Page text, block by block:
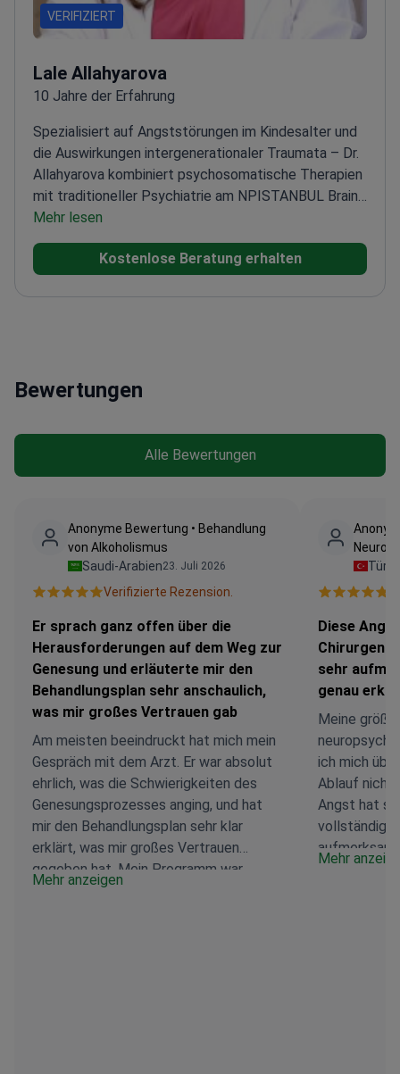
VERIFIZIERT
Lale Allahyarova
10 Jahre der Erfahrung
Spezialisiert auf Angststörungen im Kindesalter und
die Auswirkungen intergenerationaler Traumata – Dr.
Allahyarova kombiniert psychosomatische Therapien
mit traditioneller Psychiatrie am NPISTANBUL Brain
Hospital. Fachärztin für Kinderpsychiatrie seit
2020Expertin für Autismus-Spektrum-Störung und
Erfahren in kognitiver Verhaltenstherapie und
Essstörungen
Mehr lesen
Kostenlose Beratung erhalten
Bewertungen
Alle Bewertungen
Anonyme Bewertung • Behandlung
von Alkoholismus
Saudi-Arabien23. Juli 2026
Verifizierte Rezension.
Er sprach ganz offen über die
Herausforderungen auf dem Weg zur
Genesung und erläuterte mir den
Behandlungsplan sehr anschaulich,
was mir großes Vertrauen gab
Am meisten beeindruckt hat mich mein
Gespräch mit dem Arzt. Er war absolut
ehrlich, was die Schwierigkeiten des
Genesungsprozesses anging, und hat
mir den Behandlungsplan sehr klar
erklärt, was mir großes Vertrauen
gegeben hat. Mein Programm war
ausschließlich auf die Entgiftung
Mehr anzeigen
Diese
Chirurgen
sehr
genau
Meine
ich mich
Ablauf nicht
Angst hat
vollständig
aufmerksam
erklärt, was
Mehr